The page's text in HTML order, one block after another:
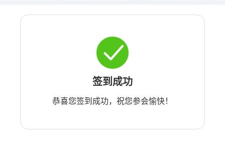
签到成功
恭喜您签到成功，祝您参会愉快！